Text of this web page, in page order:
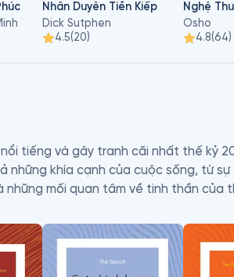
Nhân Duyên Tiền Kiếp
Dick Sutphen
4.5(20)
Nghệ
Osho
4.8(64)
tiếng và gây tranh cãi nhất thế kỷ
khía cạnh của cuộc sống, từ
mối quan tâm về tinh thần của
ông đã dẫn dắt thính giả thấu